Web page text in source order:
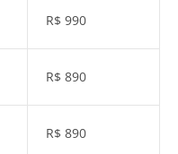
R$ 990
R$ 890
R$ 890